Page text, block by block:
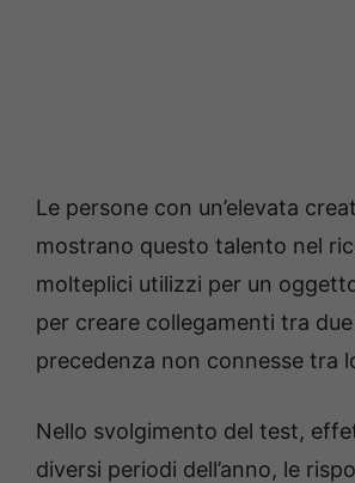
Le persone con un’elevata
mostrano questo talento nel
molteplici utilizzi per un
per creare collegamenti tra
precedenza non connesse tra
Nello svolgimento del test,
diversi periodi dell’anno, le